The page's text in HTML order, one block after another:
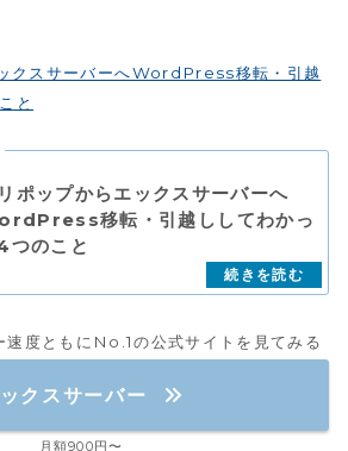
クスサーバーへWordPress移転・引越
と
ポップからエックスサーバーへ
移転・引越ししてわかっ
つのこと
速度ともにNo.1の公式サイトを見てみる
クスサーバー
月額900円〜